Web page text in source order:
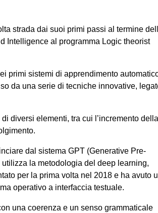
strada dai suoi primi passi al termine
Intelligence al programma Logic theorist
primi sistemi di apprendimento
da una serie di tecniche innovative,
diversi elementi, tra cui l’incremento della
dal sistema GPT (Generative Pre-
la metodologia del deep learning,
per la prima volta nel 2018 e ha avuto
operativo a interfaccia testuale.
una coerenza e un senso grammaticale